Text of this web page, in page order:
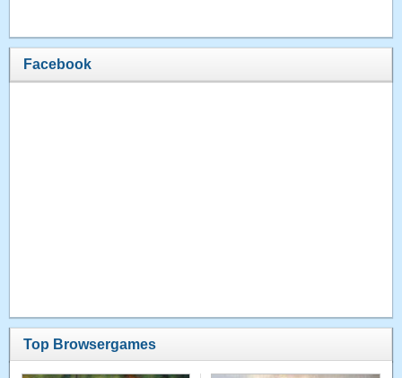
Facebook
Top Browsergames